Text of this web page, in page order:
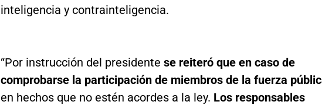
inteligencia y contrainteligencia.
“Por instrucción del presidente se reiteró que en caso de
comprobarse la participación de miembros de la fuerza
en hechos que no estén acordes a la ley. Los responsables